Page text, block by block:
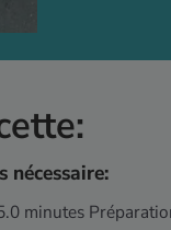
nécessaire:
minutes